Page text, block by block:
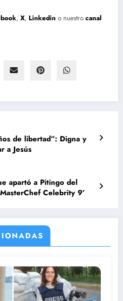
, X, Linkedin o nuestro canal
de libertad”: Digna y
a Jesús
apartó a Pitingo del
Celebrity 9’